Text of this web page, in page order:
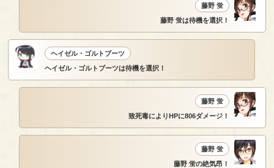
藤野 蛍
藤野 蛍は待機を選択！
ヘイゼル・ゴルトブーツ
ヘイゼル・ゴルトブーツは待機を選択！
藤野 蛍
致死毒によりHPに806ダメージ！
藤野 蛍
藤野 蛍の絶気昂！